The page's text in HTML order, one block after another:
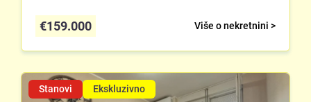
Više o nekretnini >
€159.000
Stanovi Ekskluzivno